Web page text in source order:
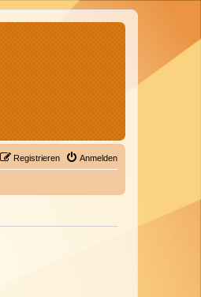
Anmelden
Registrieren